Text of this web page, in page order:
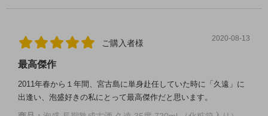
ご購入者様 2020-08-13
最高傑作
2011年春から１年間、宮古島に単身赴任していた時に「久遠」に
出逢い、泡盛好きの私にとって最高傑作だと思います。